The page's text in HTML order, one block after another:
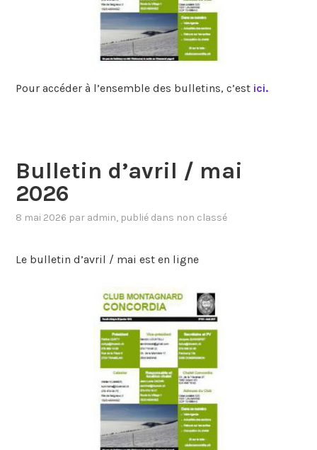
Pour accéder à l’ensemble des bulletins, c’est ici.
Bulletin d’avril / mai
2026
8 mai 2026 par admin, publié dans non classé
Le bulletin d’avril / mai est en ligne